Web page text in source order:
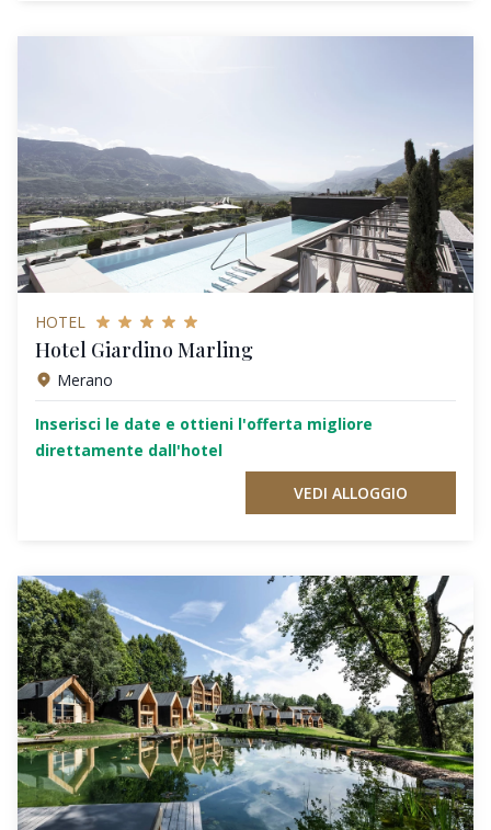
HOTEL
Hotel Giardino Marling
Merano
Inserisci le date e ottieni l'offerta migliore
direttamente dall'hotel
VEDI ALLOGGIO